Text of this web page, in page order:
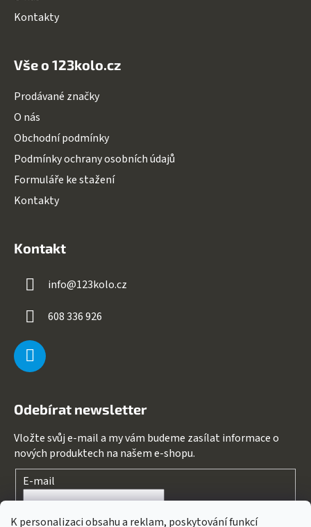
K personalizaci obsahu a reklam, poskytování funkcí
Kontakty
Vše o 123kolo.cz
Prodávané značky
O nás
Obchodní podmínky
Podmínky ochrany osobních údajů
Formuláře ke stažení
Kontakty
Kontakt
info@123kolo.cz
608 336 926
Odebírat newsletter
Vložte svůj e-mail a my vám budeme zasílat informace o
nových produktech na našem e-shopu.
E-mail
Souhlasím spodmínkami ochrany osobních údajů